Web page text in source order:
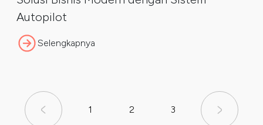
Autopilot
Selengkapnya
1 2 3